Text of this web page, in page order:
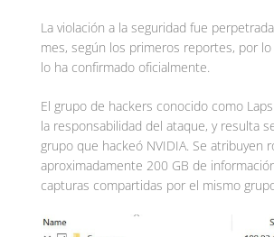
La violación a la seguridad fue
mes, según los primeros reportes, por
lo ha confirmado oficialmente.
El grupo de hackers conocido como
la responsabilidad del ataque, y resulta
grupo que hackeó NVIDIA. Se atribuyen
aproximadamente 200 GB de
capturas compartidas por el mismo